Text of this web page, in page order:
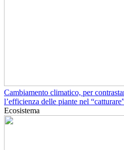
Cambiamento climatico, per
l’efficienza delle piante nel
Ecosistema